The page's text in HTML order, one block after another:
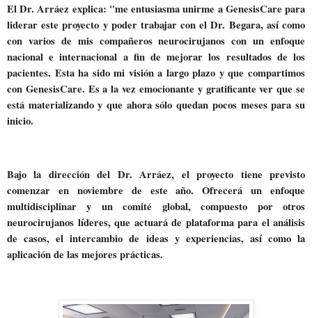
El Dr. Arráez explica: "me entusiasma unirme a GenesisCare para
liderar este proyecto y poder trabajar con el Dr. Begara, así como
con varios de mis compañeros neurocirujanos con un enfoque
nacional e internacional a fin de mejorar los resultados de los
pacientes. Esta ha sido mi visión a largo plazo y que compartimos
con GenesisCare. Es a la vez emocionante y gratificante ver que se
está materializando y que ahora sólo quedan pocos meses para su
inicio.
Bajo la dirección del Dr. Arráez, el proyecto tiene previsto
comenzar en noviembre de este año. Ofrecerá un enfoque
multidisciplinar y un comité global, compuesto por otros
neurocirujanos líderes, que actuará de plataforma para el análisis
de casos, el intercambio de ideas y experiencias, así como la
aplicación de las mejores prácticas.